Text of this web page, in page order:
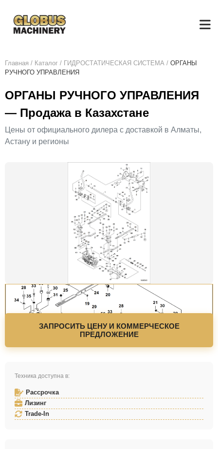
Главная / Каталог / ГИДРОСТАТИЧЕСКАЯ СИСТЕМА / ОРГАНЫ
РУЧНОГО УПРАВЛЕНИЯ
ОРГАНЫ РУЧНОГО УПРАВЛЕНИЯ
— Продажа в Казахстане
Цены от официального дилера с доставкой в Алматы,
Астану и регионы
ЗАПРОСИТЬ ЦЕНУ И КОММЕРЧЕСКОЕ
ПРЕДЛОЖЕНИЕ
Техника доступна в:
Рассрочка
Лизинг
Trade-In